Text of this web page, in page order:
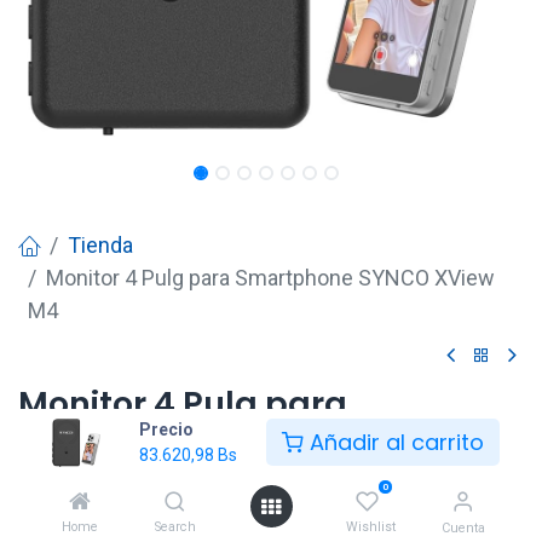
Precio
83.620,98 Bs Añadir al carrito
Home Search
0
Wishlist Cuenta
Tienda
Monitor 4 Pulg para Smartphone SYNCO XView
M4
Monitor 4 Pulg para
Smartphone SYNCO XView M4
83.620,98 Bs